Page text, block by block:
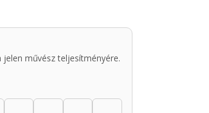
művész teljesítményére.